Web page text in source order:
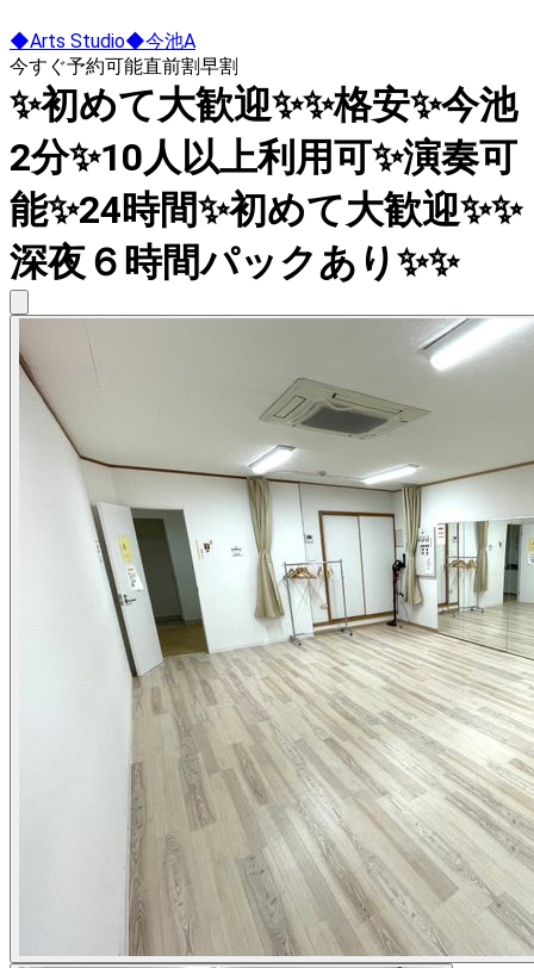
◆Arts Studio◆今池A
今すぐ予約可能直前割早割
✨初めて大歓迎✨✨格安✨今池
2分✨10人以上利用可✨演奏可
能✨24時間✨初めて大歓迎✨✨
深夜６時間パックあり✨✨